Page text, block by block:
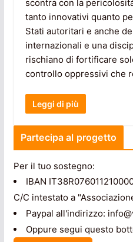
scontra con la
tanto innovativi quanto
Stati autoritari e anche
internazionali e una
rischiano di fortificare
controllo oppressivi che
Leggi di più
Partecipa al progetto
Per il tuo sostegno:
IBAN
C/C intestato a
Paypal all'indirizzo:
Oppure segui questo